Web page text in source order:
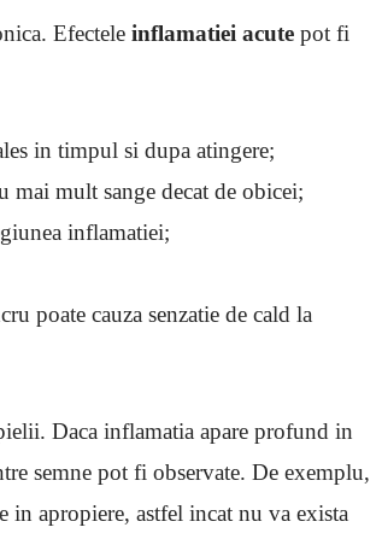
Efecteleinflamatiei acutepot fi
in timpul si dupa atingere;
mai mult sange decat de obicei;
inflamatiei;
poate cauza senzatie de cald la
Daca inflamatia apare profund in
semne pot fi observate. De exemplu,
in apropiere, astfel incat nu va exista